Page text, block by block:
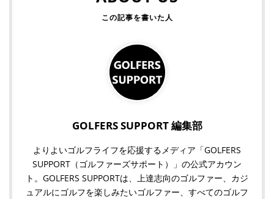
GOLFERS SUPPORT 編集部
よりよいゴルフライフを応援するメディア「GOLFERS
SUPPORT（ゴルファーズサポート）」の公式アカウン
ト。GOLFERS SUPPORTは、上達志向のゴルファー、カジ
ュアルにゴルフを楽しみたいゴルファー、すべてのゴルフ